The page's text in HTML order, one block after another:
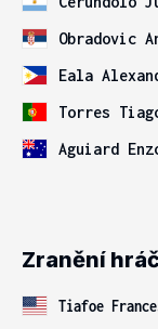
Obradovic
Eala
Torres
Aguiard
Zranění
Tiafoe